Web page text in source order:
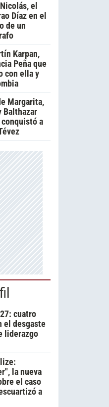
el
Díaz en el
de un
Karpan,
Peña que
con ella y
Margarita,
Balthazar
a
cuatro
el desgaste
liderazgo
la nueva
el caso
a